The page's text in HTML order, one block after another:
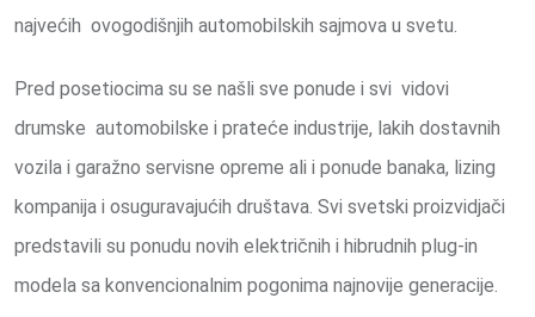
najvećih ovogodišnjih automobilskih sajmova u svetu.
Pred posetiocima su se našli sve ponude i svi vidovi
drumske automobilske i prateće industrije, lakih dostavnih
vozila i garažno servisne opreme ali i ponude banaka, lizing
kompanija i osuguravajućih društava. Svi svetski proizvidjači
predstavili su ponudu novih električnih i hibrudnih plug-in
modela sa konvencionalnim pogonima najnovije generacije.